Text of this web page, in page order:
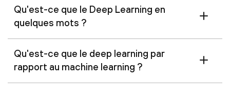
Qu'est-ce que le Deep Learning en
quelques mots ?
Qu'est-ce que le deep learning par
rapport au machine learning ?